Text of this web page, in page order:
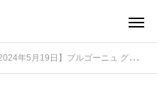
年5月19日】ブルゴーニュ グランクリュづくしのマリアージュ｜LDV講座案内